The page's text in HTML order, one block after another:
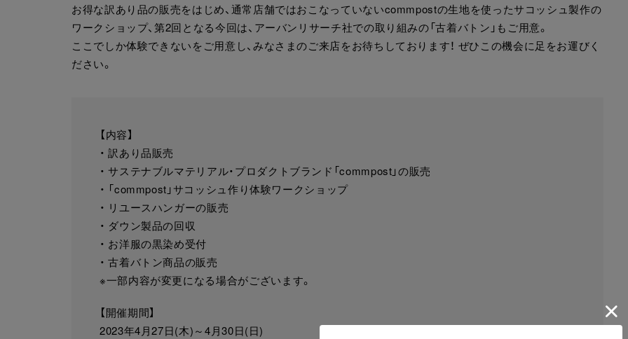
お得な訳あり品の販売をはじめ、通常店舗ではおこなっていないcommpostの生地を使ったサコッシュ製作の
ワークショップ、第2回となる今回は、アーバンリサーチ社での取り組みの「古着バトン」もご用意。
ここでしか体験できないをご用意し、みなさまのご来店をお待ちしております！ ぜひこの機会に足をお運びく
ださい。
【内容】
・ 訳あり品販売
・ サステナブルマテリアル・プロダクトブランド「commpost」の販売
・ 「commpost」サコッシュ作り体験ワークショップ
・ リユースハンガーの販売
・ ダウン製品の回収
・ お洋服の黒染め受付
・ 古着バトン商品の販売
※一部内容が変更になる場合がございます。
【開催期間】
2023年4月27日(木)～4月30日(日)